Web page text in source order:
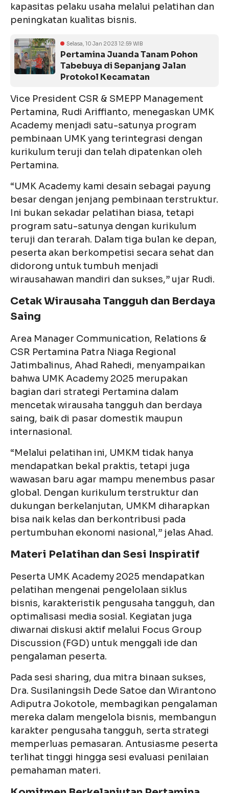
kapasitas pelaku usaha melalui pelatihan dan
peningkatan kualitas bisnis.
Selasa, 10 Jan 2023 12:59 WIB
Pertamina Juanda Tanam Pohon
Tabebuya di Sepanjang Jalan
Protokol Kecamatan
Vice President CSR & SMEPP Management
Pertamina, Rudi Ariffianto, menegaskan UMK
Academy menjadi satu-satunya program
pembinaan UMK yang terintegrasi dengan
kurikulum teruji dan telah dipatenkan oleh
Pertamina.
“UMK Academy kami desain sebagai payung
besar dengan jenjang pembinaan terstruktur.
Ini bukan sekadar pelatihan biasa, tetapi
program satu-satunya dengan kurikulum
teruji dan terarah. Dalam tiga bulan ke depan,
peserta akan berkompetisi secara sehat dan
didorong untuk tumbuh menjadi
wirausahawan mandiri dan sukses,” ujar Rudi.
Cetak Wirausaha Tangguh dan Berdaya
Saing
Area Manager Communication, Relations &
CSR Pertamina Patra Niaga Regional
Jatimbalinus, Ahad Rahedi, menyampaikan
bahwa UMK Academy 2025 merupakan
bagian dari strategi Pertamina dalam
mencetak wirausaha tangguh dan berdaya
saing, baik di pasar domestik maupun
internasional.
“Melalui pelatihan ini, UMKM tidak hanya
mendapatkan bekal praktis, tetapi juga
wawasan baru agar mampu menembus pasar
global. Dengan kurikulum terstruktur dan
dukungan berkelanjutan, UMKM diharapkan
bisa naik kelas dan berkontribusi pada
pertumbuhan ekonomi nasional,” jelas Ahad.
Materi Pelatihan dan Sesi Inspiratif
Peserta UMK Academy 2025 mendapatkan
pelatihan mengenai pengelolaan siklus
bisnis, karakteristik pengusaha tangguh, dan
optimalisasi media sosial. Kegiatan juga
diwarnai diskusi aktif melalui Focus Group
Discussion (FGD) untuk menggali ide dan
pengalaman peserta.
Pada sesi sharing, dua mitra binaan sukses,
Dra. Susilaningsih Dede Satoe dan Wirantono
Adiputra Jokotole, membagikan pengalaman
mereka dalam mengelola bisnis, membangun
karakter pengusaha tangguh, serta strategi
memperluas pemasaran. Antusiasme peserta
terlihat tinggi hingga sesi evaluasi penilaian
pemahaman materi.